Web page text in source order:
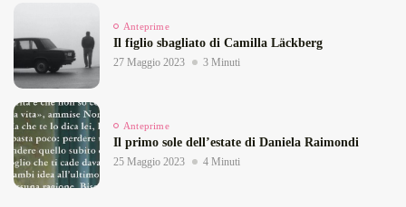
Anteprime
Il figlio sbagliato di Camilla Läckberg
27 Maggio 2023 3 Minuti
Anteprime
Il primo sole dell’estate di Daniela Raimondi
25 Maggio 2023 4 Minuti